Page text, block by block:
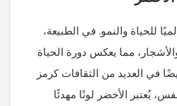
للحياة والنمو. في الطبيعة،
مما يعكس دورة الحياة
في العديد من الثقافات كرمز
يُعتبر الأخضر لونًا مهدئًا